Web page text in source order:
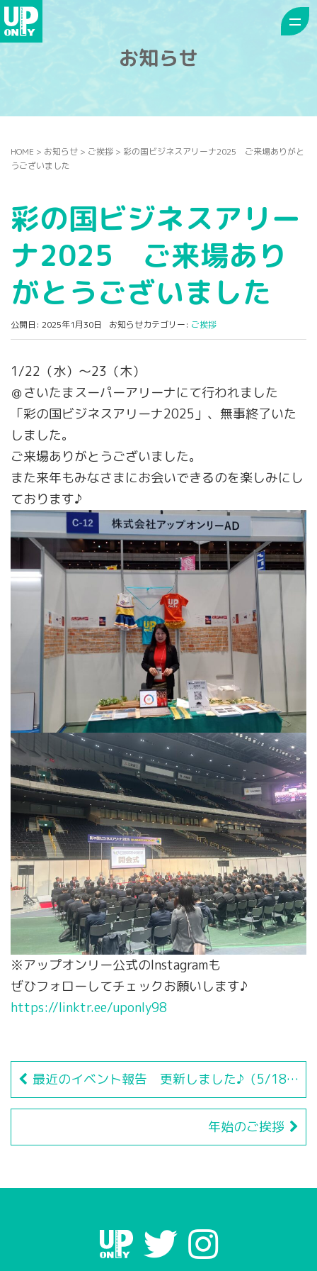
お知らせ
HOME > お知らせ > ご挨拶 > 彩の国ビジネスアリーナ2025 ご来場ありがと
うございました
彩の国ビジネスアリー
ナ2025 ご来場あり
がとうございました
公開日: 2025年1月30日 お知らせカテゴリー: ご挨拶
1/22（水）～23（木）
＠さいたまスーパーアリーナにて行われました
「彩の国ビジネスアリーナ2025」、無事終了いた
しました。
ご来場ありがとうございました。
また来年もみなさまにお会いできるのを楽しみにし
ております♪
※アップオンリー公式のInstagramも
ぜひフォローしてチェックお願いします♪
https://linktr.ee/uponly98
最近のイベント報告 更新しました♪（5/18OSC湘南シティイベント ）
年始のご挨拶